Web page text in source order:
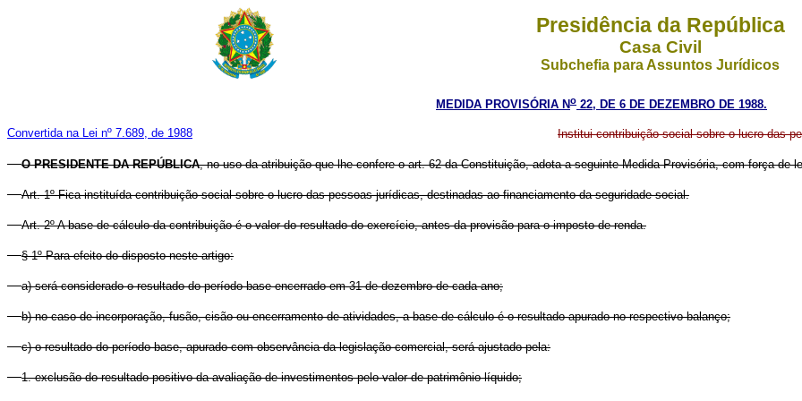
Presidência da República
Casa Civil
Subchefia para Assuntos Jurídicos
MEDIDA PROVISÓRIA No 22, DE 6 DE DEZEMBRO DE 1988.
Convertida na Lei nº 7.689, de 1988 Institui contribuição social sobre o lucro das
O PRESIDENTE DA REPÚBLICA, no uso da atribuição que lhe confere o art. 62 da Constituição, adota a seguinte Medida Provisória, com força de
Art. 1º Fica instituída contribuição social sobre o lucro das pessoas jurídicas, destinadas ao financiamento da seguridade social.
Art. 2º A base de cálculo da contribuição é o valor do resultado do exercício, antes da provisão para o imposto de renda.
§ 1º Para efeito do disposto neste artigo:
a) será considerado o resultado do período-base encerrado em 31 de dezembro de cada ano;
b) no caso de incorporação, fusão, cisão ou encerramento de atividades, a base de cálculo é o resultado apurado no respectivo balanço;
c) o resultado do período-base, apurado com observância da legislação comercial, será ajustado pela:
1. exclusão do resultado positivo da avaliação de investimentos pelo valor de patrimônio líquido;